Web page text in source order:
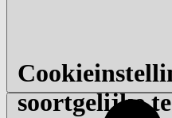
soortgelijke